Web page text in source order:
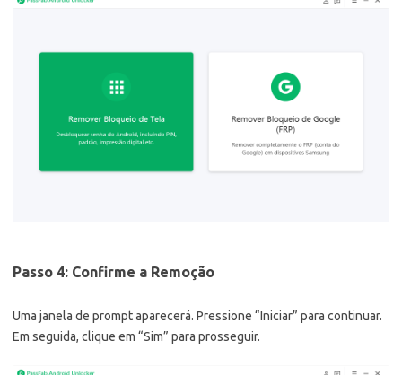
Passo 4: Confirme a Remoção
Uma janela de prompt aparecerá. Pressione “Iniciar” para continuar.
Em seguida, clique em “Sim” para prosseguir.